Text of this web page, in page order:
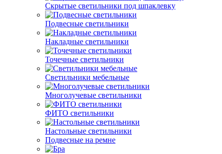
Скрытые светильники под шпаклевку
Подвесные светильники
Накладные светильники
Точечные светильники
Светильники мебельные
Многолучевые светильники
ФИТО светильники
Настольные светильники
Подвесные на ремне